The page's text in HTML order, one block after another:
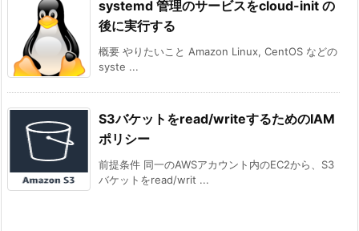
systemd 管理のサービスをcloud-init の
後に実行する
概要 やりたいこと Amazon Linux, CentOS などの
syste ...
S3バケットをread/writeするためのIAM
ポリシー
前提条件 同一のAWSアカウント内のEC2から、S3
バケットをread/writ ...